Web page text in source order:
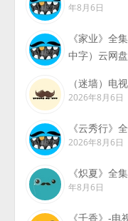
年8月6日
《家业》全
中字）云网盘
（迷墙）电
2026年8月6日
《云秀行》
2026年8月6日
《炽夏》全
年8月6日
《千香》-